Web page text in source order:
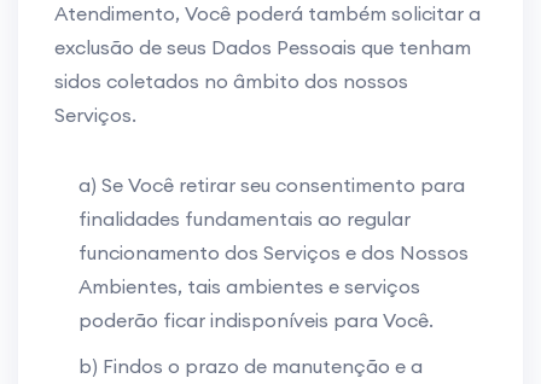
Atendimento, Você poderá também solicitar a
exclusão de seus Dados Pessoais que tenham
sidos coletados no âmbito dos nossos
Serviços.
a) Se Você retirar seu consentimento para
finalidades fundamentais ao regular
funcionamento dos Serviços e dos Nossos
Ambientes, tais ambientes e serviços
poderão ficar indisponíveis para Você.
b) Findos o prazo de manutenção e a